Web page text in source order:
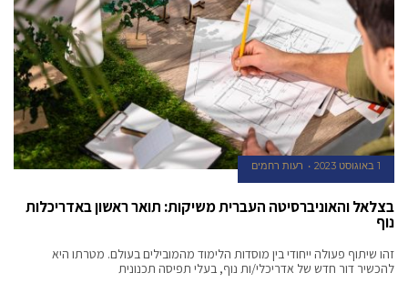
1 באוגוסט 2023 רעות רחמים
בצלאל והאוניברסיטה העברית משיקות: תואר ראשון באדריכלות
נוף
זהו שיתוף פעולה ייחודי בין מוסדות הלימוד מהמובילים בעולם. מטרתו היא
להכשיר דור חדש של אדריכלי/ות נוף, בעלי תפיסה תכנונית